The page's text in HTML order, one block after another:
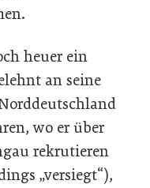
heuer ein
an seine
wo er über
rekrutieren
„versiegt“),